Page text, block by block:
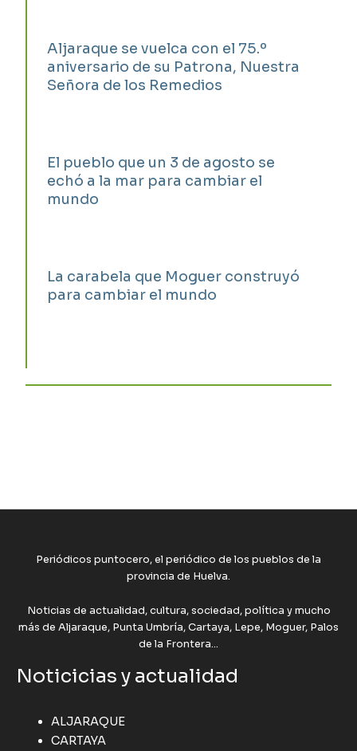
Aljaraque se vuelca con el 75.º
aniversario de su Patrona, Nuestra
Señora de los Remedios
El pueblo que un 3 de agosto se
echó a la mar para cambiar el
mundo
La carabela que Moguer construyó
para cambiar el mundo
Periódicos puntocero, el periódico de los pueblos de la
provincia de Huelva.
Noticias de actualidad, cultura, sociedad, política y mucho
más de Aljaraque, Punta Umbría, Cartaya, Lepe, Moguer, Palos
de la Frontera...
Noticicias y actualidad
ALJARAQUE
CARTAYA